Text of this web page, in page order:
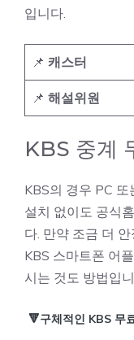
입니다.
📌 캐스터
📌 해설위원
KBS 중계
KBS의 경우 PC
설치 없이도 공식
다. 만약 조금 더
KBS 스마트폰 어
시는 것도 방법입
🔻구체적인 KBS 무